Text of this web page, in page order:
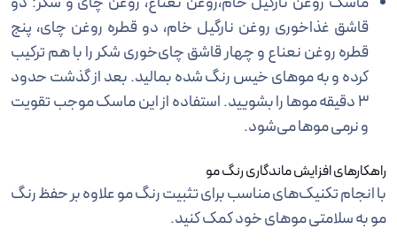
قاشق غذاخوری روغن نارگیل خام، دو قطره روغن چای، پنج
قطره روغن نعناع و چهار قاشق چای‌خوری شکر را با هم ترکیب
کرده و به موهای خیس رنگ شده بمالید. بعد از گذشت حدود
3 دقیقه موها را بشویید. استفاده از این ماسک موجب تقویت
و نرمی موها می‌شود.
راهکارهای افزایش ماندگاری رنگ مو
با انجام تکنیک‌های مناسب برای تثبیت رنگ مو علاوه بر حفظ رنگ
مو به سلامتی موهای خود کمک کنید.